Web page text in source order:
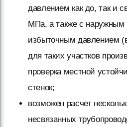
давлением как до, так и
МПа, а также с наружным
избыточным давлением
для таких участков
проверка местной
стенок;
возможен расчет
несвязанных